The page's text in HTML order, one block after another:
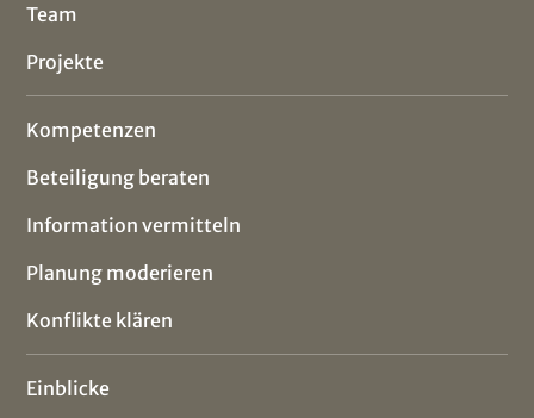
Team
Projekte
Kompetenzen
Beteiligung beraten
Information vermitteln
Planung moderieren
Konflikte klären
Einblicke